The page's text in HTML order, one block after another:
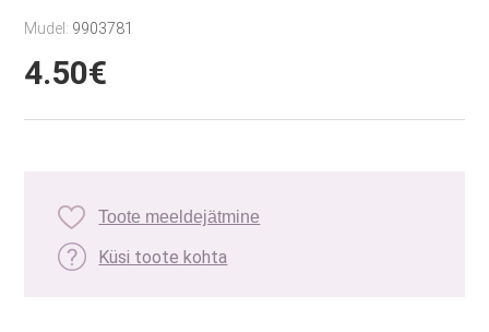
Mudel: 9903781
4.50€
Toote meeldejätmine
Küsi toote kohta